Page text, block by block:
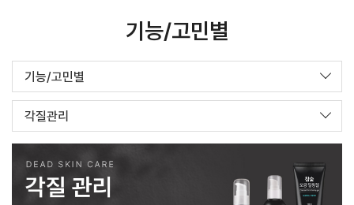
기능/고민별
기능/고민별
각질관리